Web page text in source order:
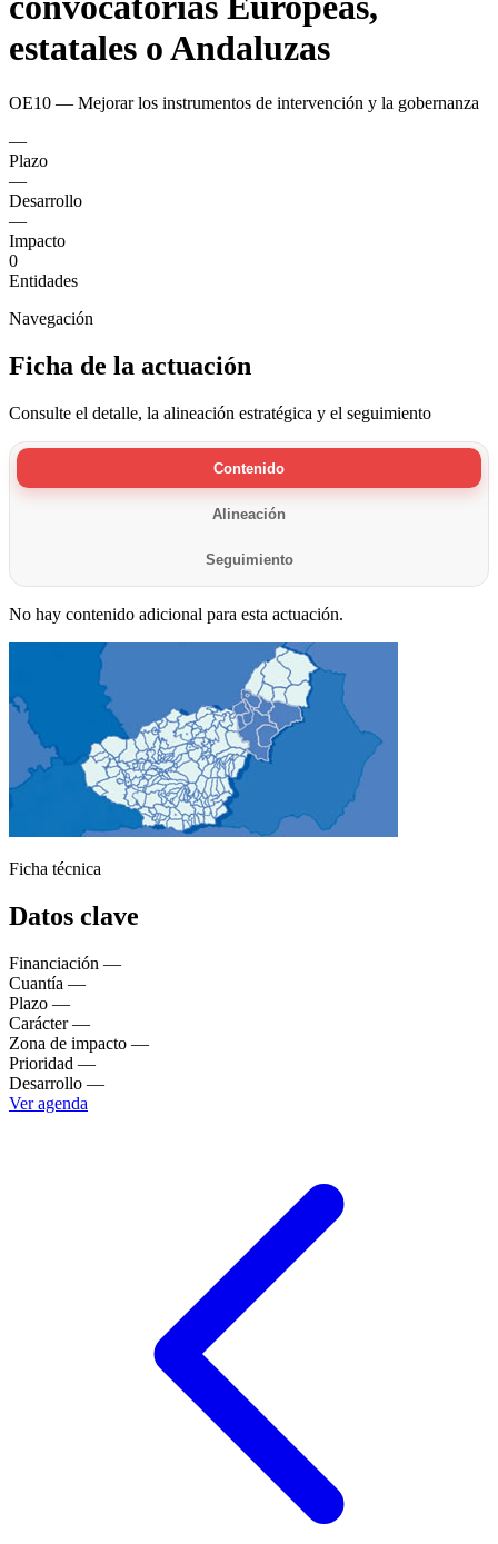
estatales o Andaluzas
OE10 — Mejorar los instrumentos de intervención y la gobernanza
—
Plazo
—
Desarrollo
—
Impacto
0
Entidades
Navegación
Ficha de la actuación
Consulte el detalle, la alineación estratégica y el seguimiento
Contenido
Alineación
Seguimiento
No hay contenido adicional para esta actuación.
Ficha técnica
Datos clave
Financiación —
Cuantía —
Plazo —
Carácter —
Zona de impacto —
Prioridad —
Desarrollo —
Ver agenda